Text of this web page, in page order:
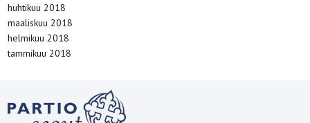
huhtikuu 2018
maaliskuu 2018
helmikuu 2018
tammikuu 2018